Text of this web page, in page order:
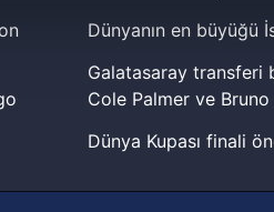
kişilere ait çerezler
bilgi toplumu hizmetlerinin
kişiselleştirilmesi ve sizlere
dahilinde kullanılacaktır.
Çerezlere ilişkin detaylı bilgi
Dünyanın en büyüğü
Galatasaray transferi
Cole Palmer ve Bruno
Dünya Kupası finali